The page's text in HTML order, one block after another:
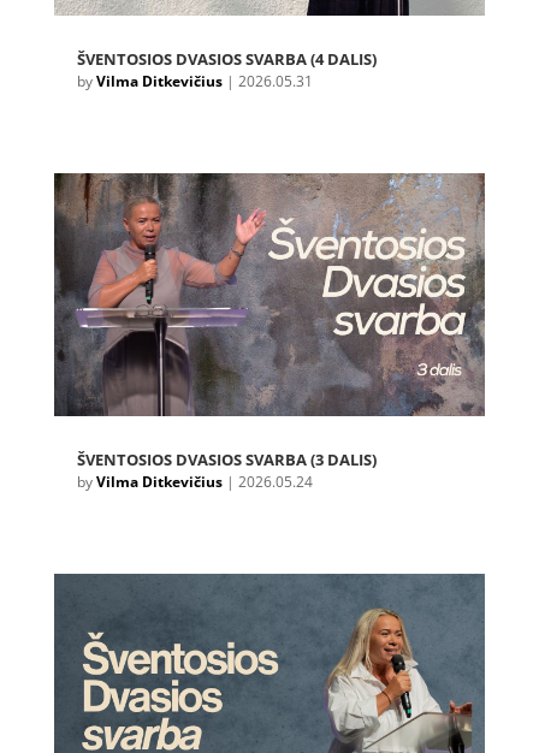
ŠVENTOSIOS DVASIOS SVARBA (4 DALIS)
byVilma Ditkevičius| 2026.05.31
ŠVENTOSIOS DVASIOS SVARBA (3 DALIS)
byVilma Ditkevičius| 2026.05.24